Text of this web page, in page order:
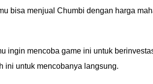
bisa menjual Chumbi dengan harga
ingin mencoba game ini untuk
ini untuk mencobanya langsung.